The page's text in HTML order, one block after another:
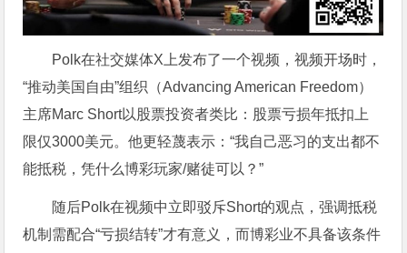
Polk在社交媒体X上发布了一个视频，视频开场时，
“推动美国自由”组织（Advancing American Freedom）
主席Marc Short以股票投资者类比：股票亏损年抵扣上
限仅3000美元。他更轻蔑表示：“我自己恶习的支出都不
能抵税，凭什么博彩玩家/赌徒可以？”
随后Polk在视频中立即驳斥Short的观点，强调抵税
机制需配合“亏损结转”才有意义，而博彩业不具备该条件